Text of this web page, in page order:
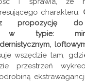
charakteru.
propozycję do
w typie:
wszędzie tam,
przestrzeń